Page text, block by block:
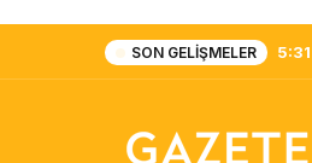
SON GELIŞMELER 5:31